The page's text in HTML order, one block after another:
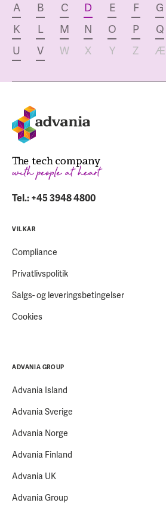
A B C D E F G
K
L M N O P Q
U
V W X Y Z Æ
Tel.: +45 3948 4800
VILKÅR
Compliance
Privatlivspolitik
Salgs- og leveringsbetingelser
Cookies
ADVANIA GROUP
Advania Island
Advania Sverige
Advania Norge
Advania Finland
Advania UK
Advania Group